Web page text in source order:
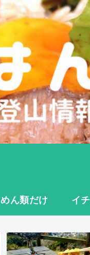
めん類だけ イ